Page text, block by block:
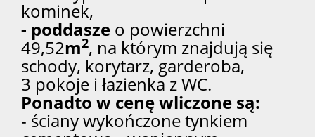
kominek,
- poddasze o powierzchni
49,52m2, na którym znajdują się
schody, korytarz, garderoba,
3 pokoje i łazienka z WC.
Ponadto w cenę wliczone są:
- ściany wykończone tynkiem